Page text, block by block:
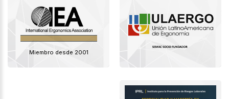
Miembro desde 2001